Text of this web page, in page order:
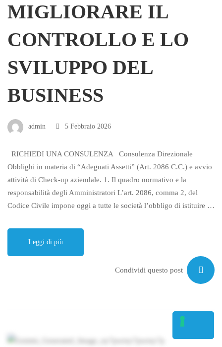
MIGLIORARE IL
CONTROLLO E LO
SVILUPPO DEL
BUSINESS
admin 5 Febbraio 2026
RICHIEDI UNA CONSULENZA Consulenza Direzionale
Obblighi in materia di “Adeguati Assetti” (Art. 2086 C.C.) e avvio
attività di Check-up aziendale. 1. Il quadro normativo e la
responsabilità degli Amministratori L’art. 2086, comma 2, del
Codice Civile impone oggi a tutte le società l’obbligo di istituire …
Leggi di più
Condividi questo post